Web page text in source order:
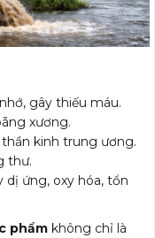
gây thiếu máu.
xương.
thần kinh trung ương.
thư.
dị ứng, oxy hóa, tổn
phẩm không chỉ là